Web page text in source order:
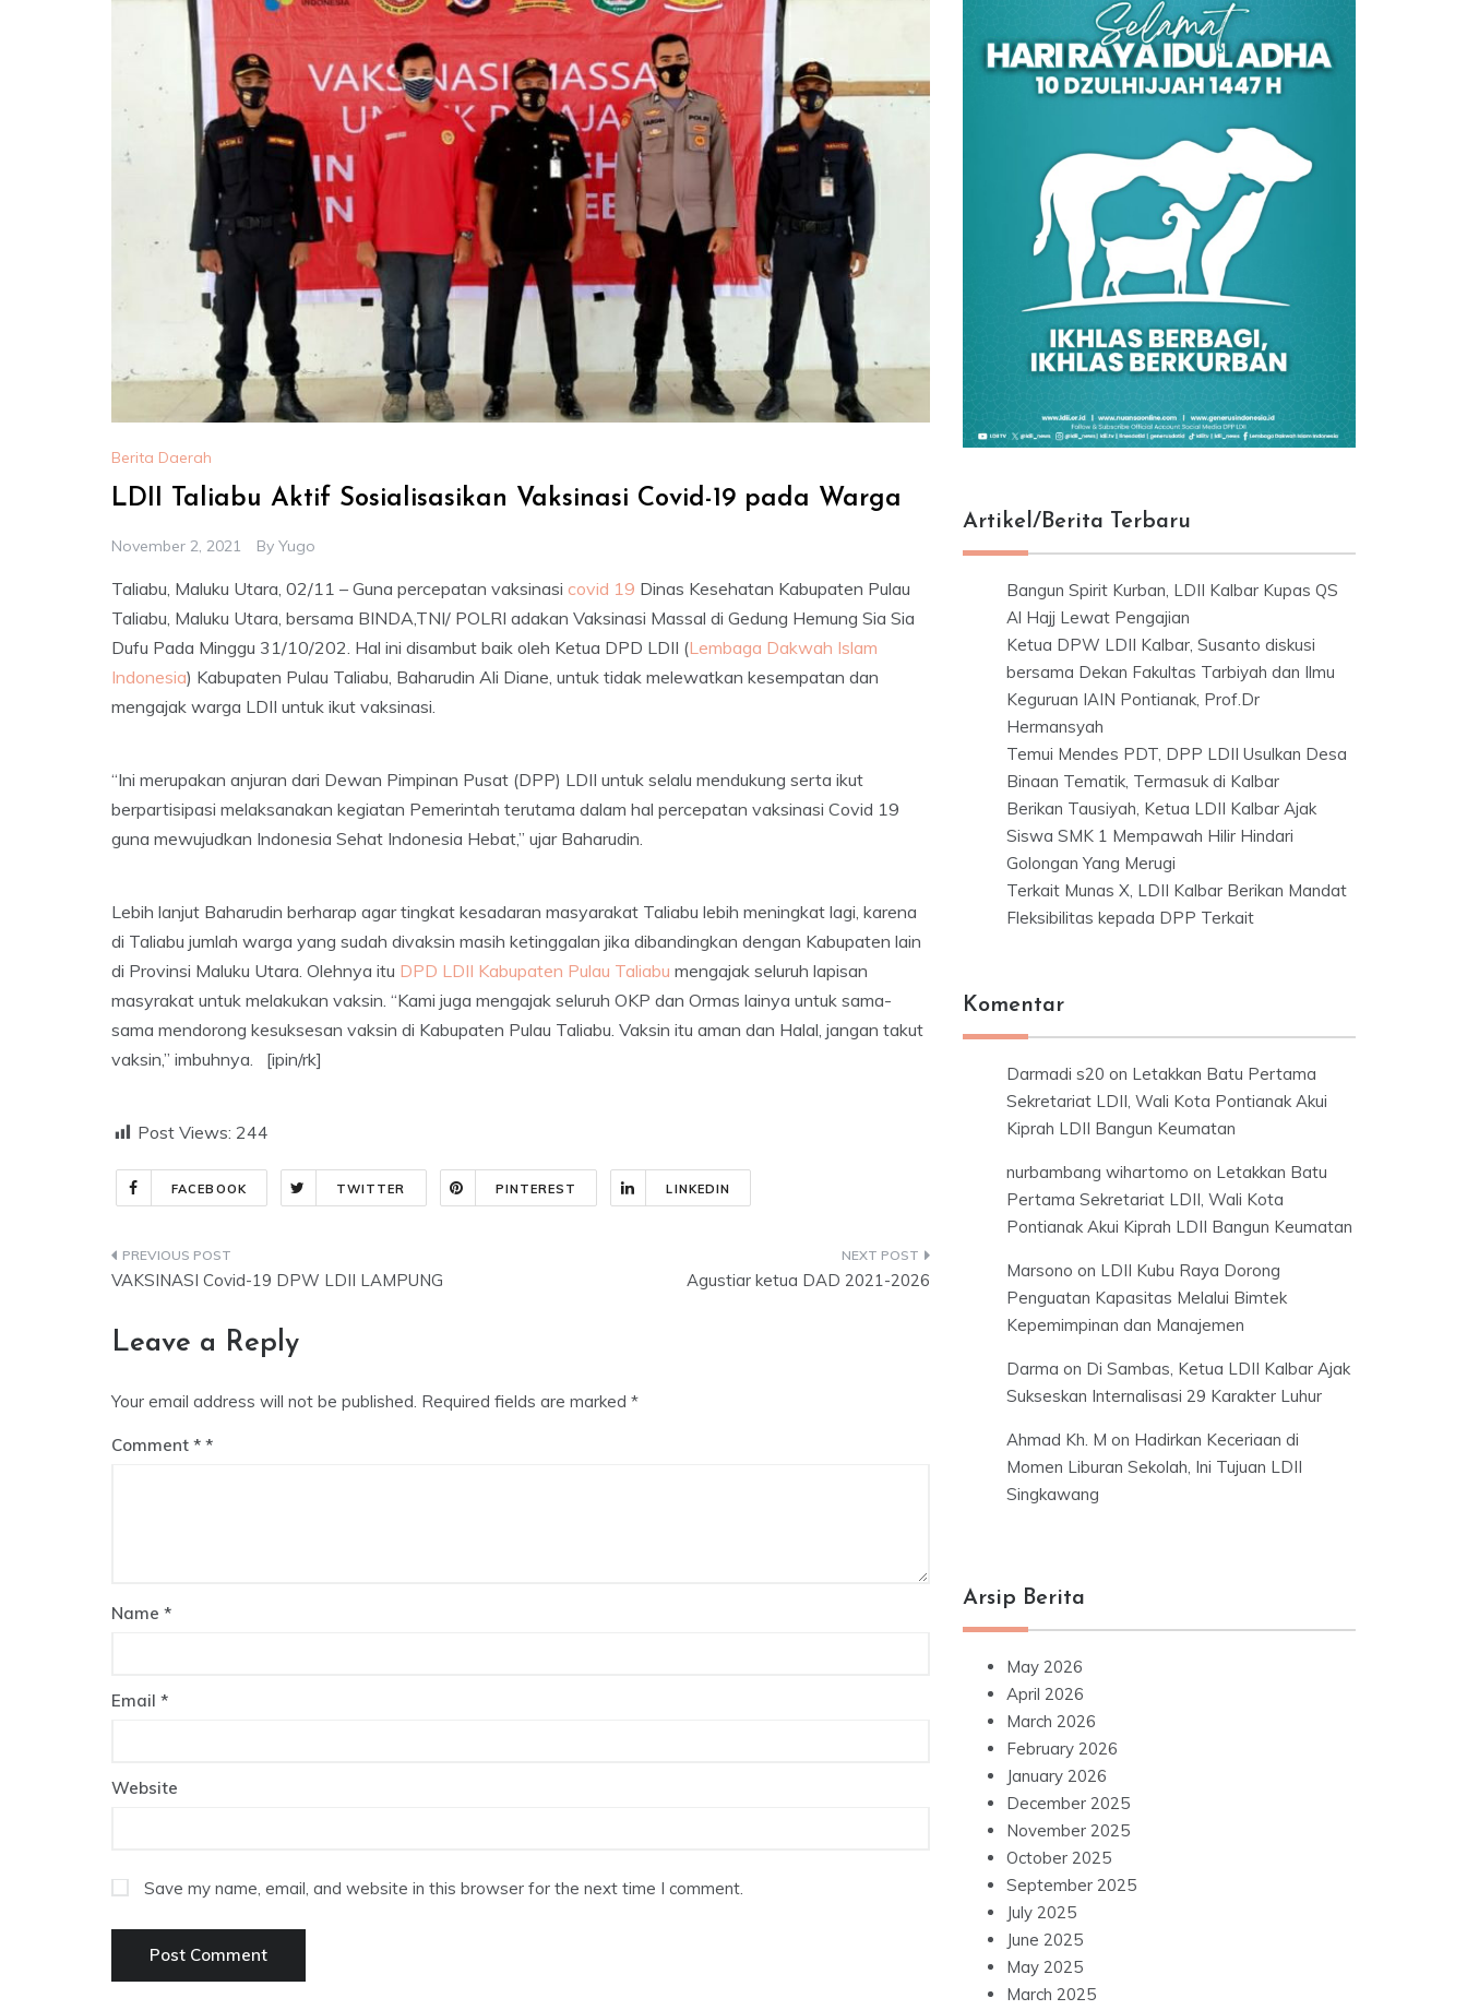
Berita Daerah
LDII Taliabu Aktif Sosialisasikan Vaksinasi Covid-19 pada Warga
November 2, 2021 By Yugo
Taliabu, Maluku Utara, 02/11 – Guna percepatan vaksinasi covid 19 Dinas Kesehatan Kabupaten Pulau
Taliabu, Maluku Utara, bersama BINDA,TNI/ POLRI adakan Vaksinasi Massal di Gedung Hemung Sia Sia
Dufu Pada Minggu 31/10/202. Hal ini disambut baik oleh Ketua DPD LDII (Lembaga Dakwah Islam
Indonesia) Kabupaten Pulau Taliabu, Baharudin Ali Diane, untuk tidak melewatkan kesempatan dan
mengajak warga LDII untuk ikut vaksinasi.
“Ini merupakan anjuran dari Dewan Pimpinan Pusat (DPP) LDII untuk selalu mendukung serta ikut
berpartisipasi melaksanakan kegiatan Pemerintah terutama dalam hal percepatan vaksinasi Covid 19
guna mewujudkan Indonesia Sehat Indonesia Hebat,” ujar Baharudin.
Lebih lanjut Baharudin berharap agar tingkat kesadaran masyarakat Taliabu lebih meningkat lagi, karena
di Taliabu jumlah warga yang sudah divaksin masih ketinggalan jika dibandingkan dengan Kabupaten lain
di Provinsi Maluku Utara. Olehnya itu DPD LDII Kabupaten Pulau Taliabu mengajak seluruh lapisan
masyrakat untuk melakukan vaksin. “Kami juga mengajak seluruh OKP dan Ormas lainya untuk sama-
sama mendorong kesuksesan vaksin di Kabupaten Pulau Taliabu. Vaksin itu aman dan Halal, jangan takut
vaksin,” imbuhnya. [ipin/rk]
Post Views: 244
FACEBOOK TWITTER PINTEREST LINKEDIN
Post
VAKSINASI Covid-19 DPW LDII LAMPUNG Agustiar ketua DAD 2021-2026
Leave a Reply
Your email address will not be published. Required fields are marked *
Comment *
Name *
Email *
Website
Save my name, email, and website in this browser for the next time I comment.
Artikel/Berita Terbaru
Bangun Spirit Kurban, LDII Kalbar Kupas QS
Al Hajj Lewat Pengajian
Ketua DPW LDII Kalbar, Susanto diskusi
bersama Dekan Fakultas Tarbiyah dan Ilmu
Keguruan IAIN Pontianak, Prof.Dr
Hermansyah
Temui Mendes PDT, DPP LDII Usulkan Desa
Binaan Tematik, Termasuk di Kalbar
Berikan Tausiyah, Ketua LDII Kalbar Ajak
Siswa SMK 1 Mempawah Hilir Hindari
Golongan Yang Merugi
Terkait Munas X, LDII Kalbar Berikan Mandat
Fleksibilitas kepada DPP Terkait
Komentar
Darmadi s20 on Letakkan Batu Pertama
Sekretariat LDII, Wali Kota Pontianak Akui
Kiprah LDII Bangun Keumatan
nurbambang wihartomo on Letakkan Batu
Pertama Sekretariat LDII, Wali Kota
Pontianak Akui Kiprah LDII Bangun Keumatan
Marsono on LDII Kubu Raya Dorong
Penguatan Kapasitas Melalui Bimtek
Kepemimpinan dan Manajemen
Darma on Di Sambas, Ketua LDII Kalbar Ajak
Sukseskan Internalisasi 29 Karakter Luhur
Ahmad Kh. M on Hadirkan Keceriaan di
Momen Liburan Sekolah, Ini Tujuan LDII
Singkawang
Arsip Berita
May 2026
April 2026
March 2026
February 2026
January 2026
December 2025
November 2025
October 2025
September 2025
July 2025
June 2025
May 2025
March 2025